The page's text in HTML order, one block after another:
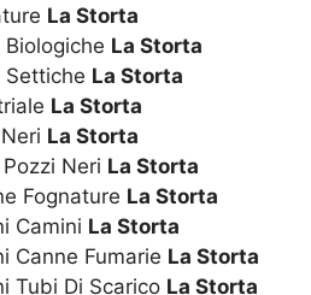
La Storta
Biologiche La Storta
Settiche La Storta
La Storta
La Storta
Neri La Storta
Fognature La Storta
Camini La Storta
Canne Fumarie La Storta
Tubi Di Scarico La Storta